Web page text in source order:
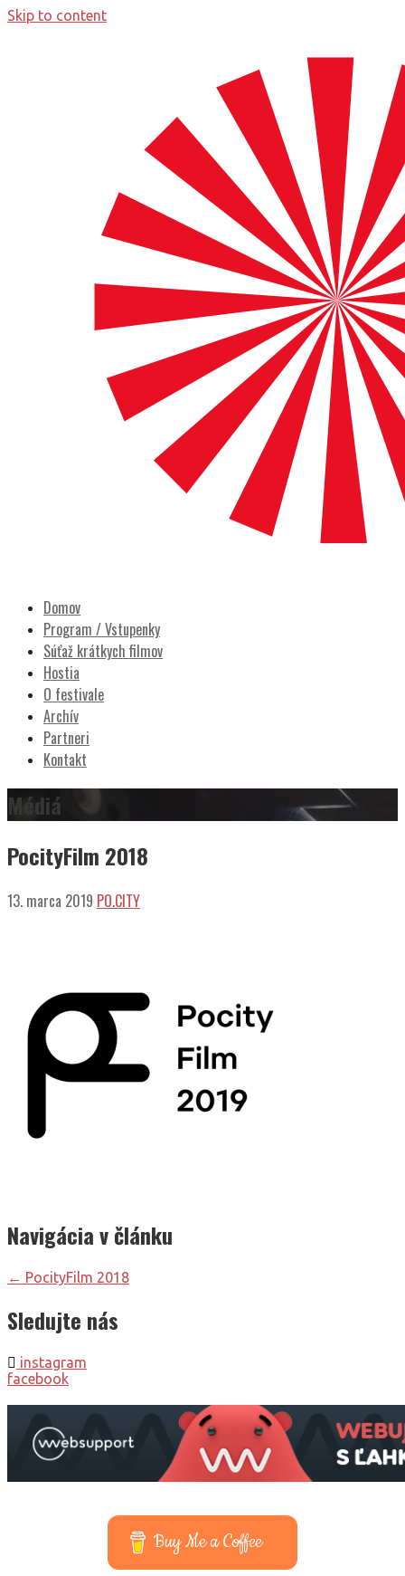
Skip to content
Domov
Program / Vstupenky
Súťaž krátkych filmov
Hostia
O festivale
Archív
Partneri
Kontakt
Médiá
PocityFilm 2018
13. marca 2019 PO.CITY
Navigácia v článku
← PocityFilm 2018
Sledujte nás
instagram
facebook
Buy Me a Coffee